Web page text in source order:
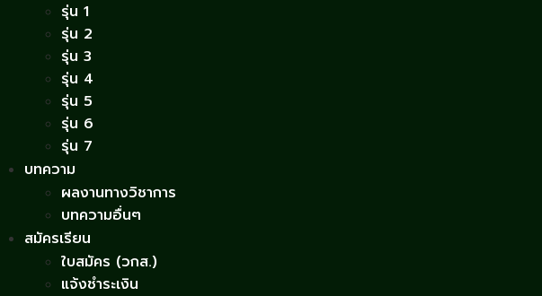
รุ่น 1
รุ่น 2
รุ่น 3
รุ่น 4
รุ่น 5
รุ่น 6
รุ่น 7
บทความ
ผลงานทางวิชาการ
บทความอื่นๆ
สมัครเรียน
ใบสมัคร (วกส.)
แจ้งชำระเงิน